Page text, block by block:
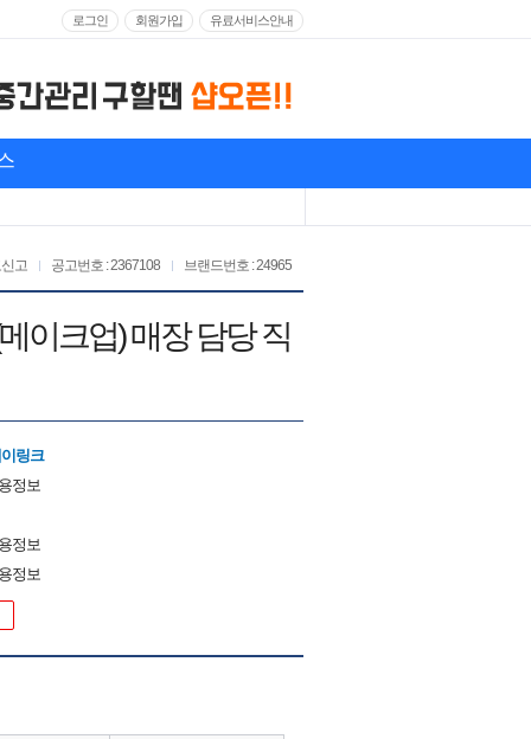
로그인 회원가입 유료서비스안내
브랜드번호 : 24965
공고번호 : 2367108
고
이크업) 매장 담당 직
링크
정보
정보
정보